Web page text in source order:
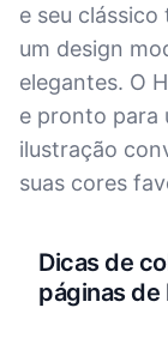
e seu
um design
elegantes. O
e pronto para
ilustração
suas cores
Dicas de
páginas de